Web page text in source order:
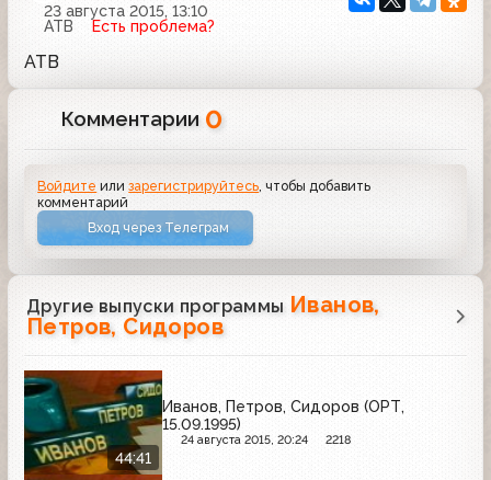
23 августа 2015, 13:10
АТВ
Есть проблема?
АТВ
Комментарии 0
Войдите илизарегистрируйтесь , чтобы добавить
комментарий
Вход через Телеграм
Другие выпуски программы Иванов,
Петров, Сидоров
44:41
Иванов, Петров, Сидоров (ОРТ,
15.09.1995)
24 августа 2015, 20:24 2218